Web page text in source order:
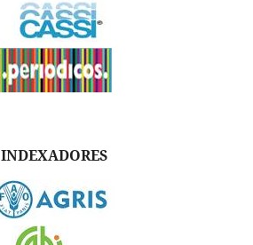
INDEXADORES